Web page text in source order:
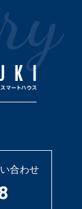
合わせ